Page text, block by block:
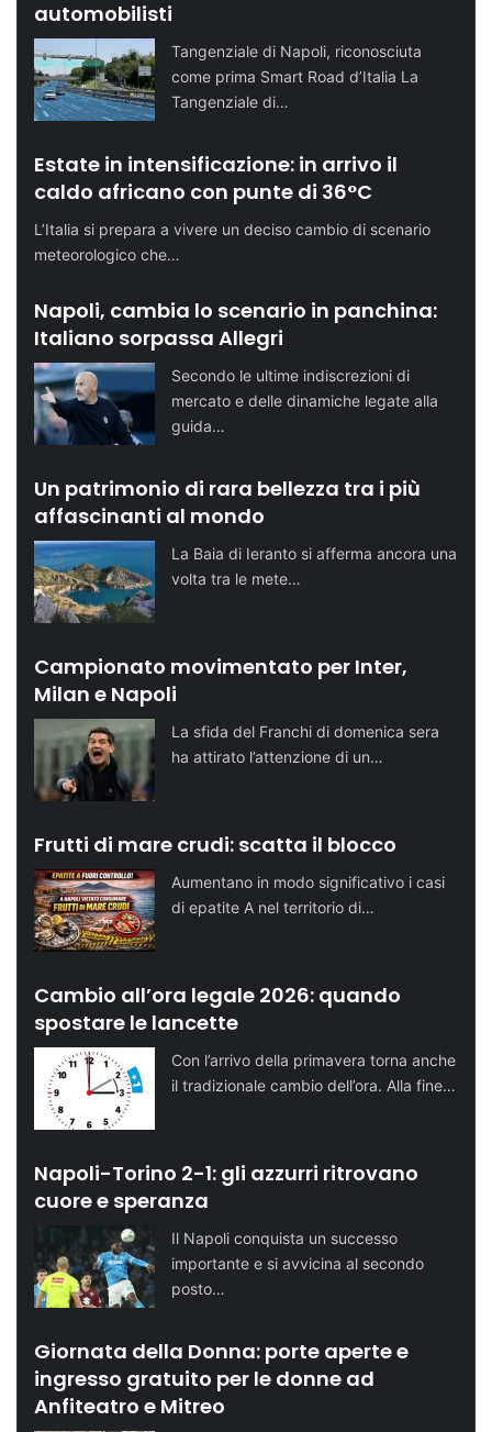
automobilisti
Tangenziale di Napoli, riconosciuta
come prima Smart Road d’Italia La
Tangenziale di…
Estate in intensificazione: in arrivo il
caldo africano con punte di 36°C
L’Italia si prepara a vivere un deciso cambio di scenario
meteorologico che…
Napoli, cambia lo scenario in panchina:
Italiano sorpassa Allegri
Secondo le ultime indiscrezioni di
mercato e delle dinamiche legate alla
guida…
Un patrimonio di rara bellezza tra i più
affascinanti al mondo
La Baia di Ieranto si afferma ancora una
volta tra le mete…
Campionato movimentato per Inter,
Milan e Napoli
La sfida del Franchi di domenica sera
ha attirato l’attenzione di un…
Frutti di mare crudi: scatta il blocco
Aumentano in modo significativo i casi
di epatite A nel territorio di…
Cambio all’ora legale 2026: quando
spostare le lancette
Con l’arrivo della primavera torna anche
il tradizionale cambio dell’ora. Alla fine…
Napoli-Torino 2-1: gli azzurri ritrovano
cuore e speranza
Il Napoli conquista un successo
importante e si avvicina al secondo
posto…
Giornata della Donna: porte aperte e
ingresso gratuito per le donne ad
Anfiteatro e Mitreo